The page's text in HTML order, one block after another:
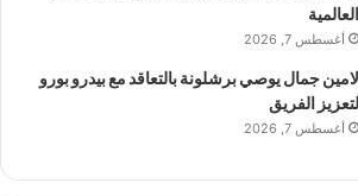
العالمية
أغسطس 7, 2026
لامين جمال يوصي برشلونة بالتعاقد مع بيدرو بورو
لتعزيز الفريق
أغسطس 7, 2026